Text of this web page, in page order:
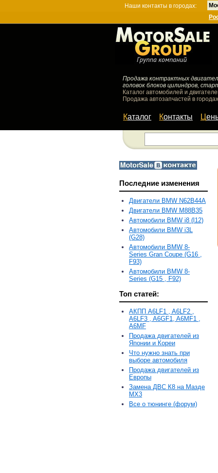
Наши контакты в городах:
Продажа контрактных
головок блоков цилиндров,
Каталог автомобилей и
Продажа автозапчастей в
Каталог Контакты
Последние изменения
Двигатели BMW N62B44A
Двигатели BMW M88B35
Автомобили BMW i8 (l12)
Автомобили BMW i3L
(G28)
Автомобили BMW 8-
Series Gran Coupe (G16 ,
F93)
Автомобили BMW 8-
Series (G15 , F92)
Топ статей:
АКПП A6LF1 , A6LF2 ,
A6LF3 , A6GF1, A6MF1 ,
A6MF
Продажа двигателей из
Японии и Кореи
Что нужно знать при
выборе автомобиля
Продажа двигателей из
Европы
Замена ДВС К8 на Мазде
MX3
Все о тюнинге (форум)